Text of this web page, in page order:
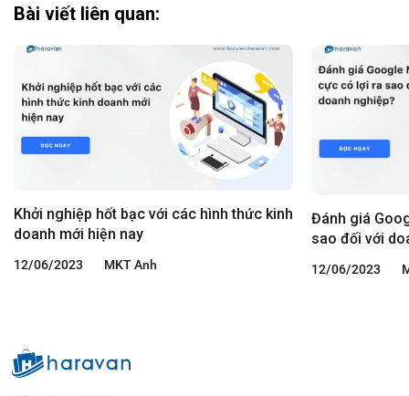
Bài viết liên quan:
Khởi nghiệp hốt bạc với các hình thức kinh
doanh mới hiện nay
12/06/2023 MKT Anh
Đánh giá
sao đối với
12/06/2023